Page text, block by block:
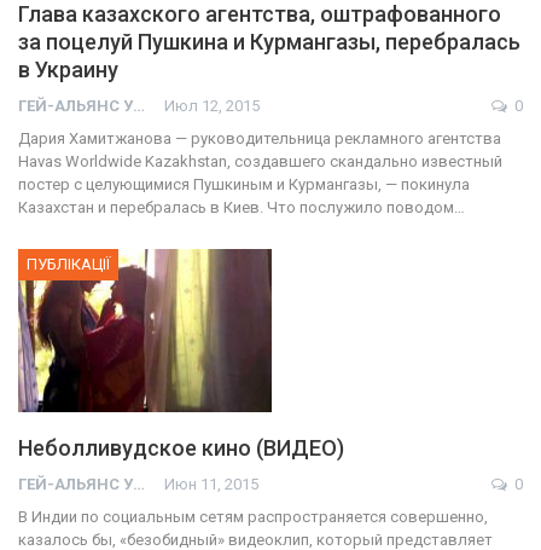
Глава казахского агентства, оштрафованного
за поцелуй Пушкина и Курмангазы, перебралась
в Украину
ГЕЙ-АЛЬЯНС УКРАИНА Июл 12, 2015
0
Дария Хамитжанова — руководительница рекламного агентства
Havas Worldwide Kazakhstan, создавшего скандально известный
постер с целующимися Пушкиным и Курмангазы, — покинула
Казахстан и перебралась в Киев. Что послужило поводом…
ПУБЛІКАЦІЇ
Неболливудское кино (ВИДЕО)
ГЕЙ-АЛЬЯНС УКРАИНА Июн 11, 2015
0
В Индии по социальным сетям распространяется совершенно,
казалось бы, «безобидный» видеоклип, который представляет